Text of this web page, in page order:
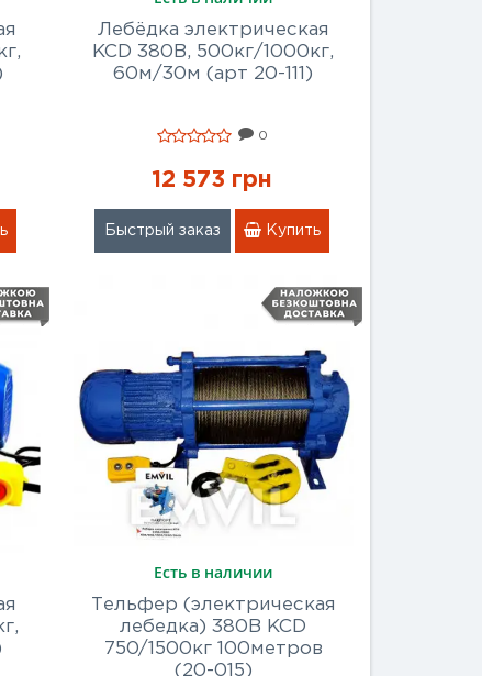
Лебёдка электрическая
KCD 380В, 500кг/1000кг,
60м/30м (арт 20-111)
0
12 573 грн
Быстрый заказ Купить
Есть в наличии
Тельфер (электрическая
лебедка) 380В KCD
750/1500кг 100метров
(20-015)